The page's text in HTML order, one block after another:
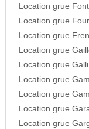
Location grue
Location grue
Location grue
Location grue
Location grue
Location grue
Location grue
Location grue
Location grue